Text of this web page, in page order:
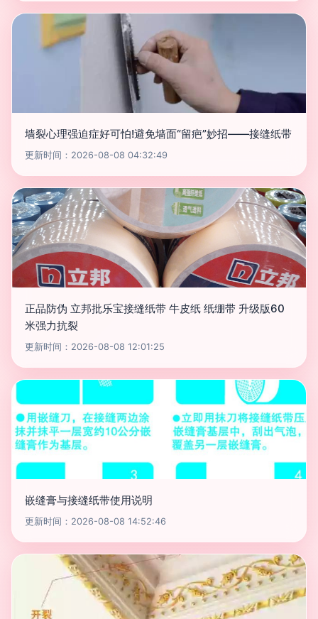
墙裂心理强迫症好可怕!避免墙面“留疤”妙招——接缝纸带
更新时间：2026-08-08 04:32:49
正品防伪 立邦批乐宝接缝纸带 牛皮纸 纸绷带 升级版60
米强力抗裂
更新时间：2026-08-08 12:01:25
嵌缝膏与接缝纸带使用说明
更新时间：2026-08-08 14:52:46